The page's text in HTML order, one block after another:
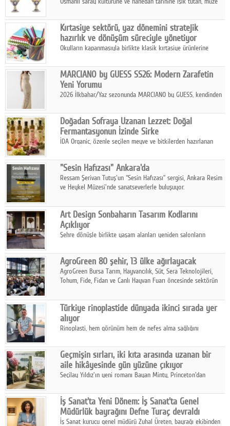
Ağustos'ta Arthill Müzecilik'in düzenleyeceği özel müzayedede
koleksiyonerlerle buluşuyor
Kırtasiye sektörü, yaz dönemini stratejik
hazırlık ve dönüşüm süreciyle yönetiyor
Okulların kapanmasıyla birlikte klasik kırtasiye ürünlerine
sanat ve eğitici aktivite ürünleriyle dinamik bir biçimde
geçiriyor.
MARCIANO by GUESS SS26: Modern Zarafetin
Yeni Yorumu
2026 İlkbahar/Yaz sezonunda MARCIANO by GUESS, kendinden
Doğadan Sofraya Uzanan Lezzet: Doğal
Fermantasyonun İzinde Sirke
İDA Organic, özenle seçilen meyve ve bitkilerden hazırlanan
sofralarına taşıyor.
"Sesin Hafızası" Ankara'da
Ressam Şerivan Tutuş'un “Sesin Hafızası” sergisi, Ankara Resim
ve Heykel Müzesi'nde sanatseverlerle buluşuyor.
Art Design Sonbaharın Tasarım Kodlarını
Açıklıyor
Şehre dönüşle birlikte yaşam alanları yeniden salonların
sonbaharın tasarım kodlarını açıklıyor.
AgroGreen 80 şehir, 13 ülke ağırlayacak
AgroGreen Bursa Tarım, Hayvancılık, Süt, Sera Teknolojileri,
Tohum, Fide, Fidan ve Canlı Hayvan Fuarı öncesinde sektörün
Türkiye rinoplastide dünyada ikinci sırada yer
alıyor
Rinoplasti, hem görünüm hem de nefes alma sağlığını
biri konumunda.
Geçmişin sırları, iki kıta arasında uzanan bir
aile hikâyesinde gün yüzüne çıkıyor
Seçilay Yıldız'ın yeni romanı Bayan Minty, Princeton'dan
katmanlı bir aile hikâyesi anlatıyor.
İş Sanat'ta Yeni Dönem: İş Sanat'ta Genel
Müdürlük bayrağını Defne Turaç devraldı
İş Sanat kurucu genel müdürü Zuhal Üreten, bayrağı ekibinden